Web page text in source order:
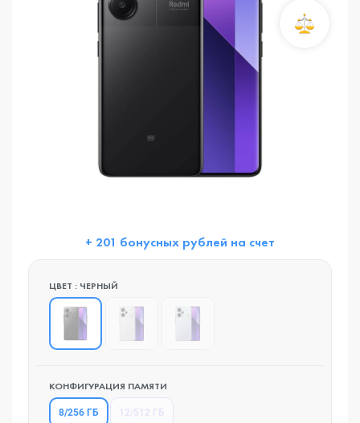
+ 201 бонусных рублей на счет
ЦВЕТ : ЧЕРНЫЙ
КОНФИГУРАЦИЯ ПАМЯТИ
8/256 ГБ